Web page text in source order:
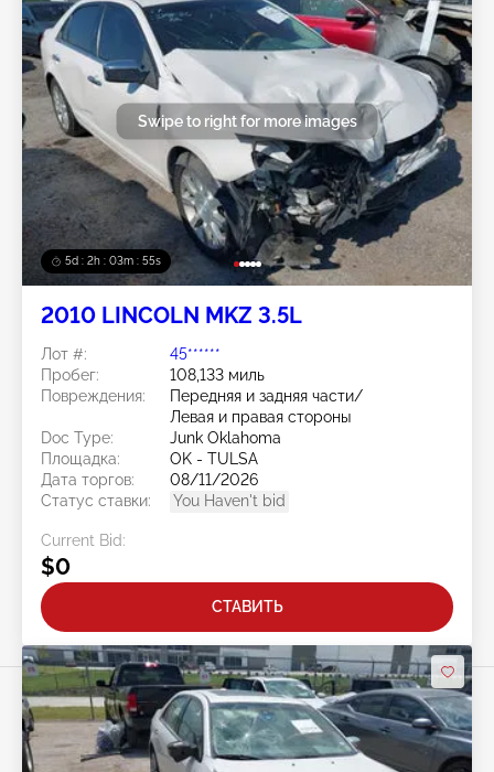
5d : 2h : 03m : 52s
Swipe to right for more images
2010 LINCOLN MKZ 3.5L
Лот #:
45******
Пробег:
108,133 миль
Повреждения:
Передняя и задняя части/
Левая и правая стороны
Doc Type:
Junk Oklahoma
Площадка:
OK - TULSA
Дата торгов:
08/11/2026
Статус ставки:
You Haven't bid
Current Bid:
$0
СТАВИТЬ